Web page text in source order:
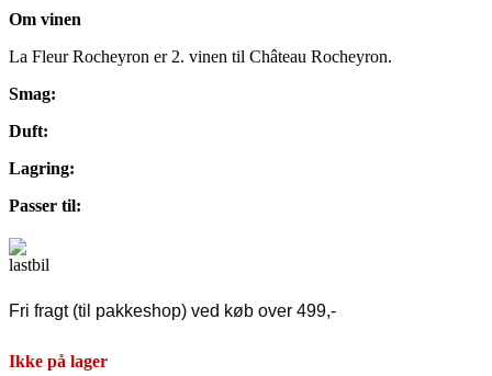
Om vinen
La Fleur Rocheyron er 2. vinen til Château Rocheyron.
Smag:
Duft:
Lagring:
Passer til:
Fri fragt (til pakkeshop) ved køb over 499,-
Ikke på lager